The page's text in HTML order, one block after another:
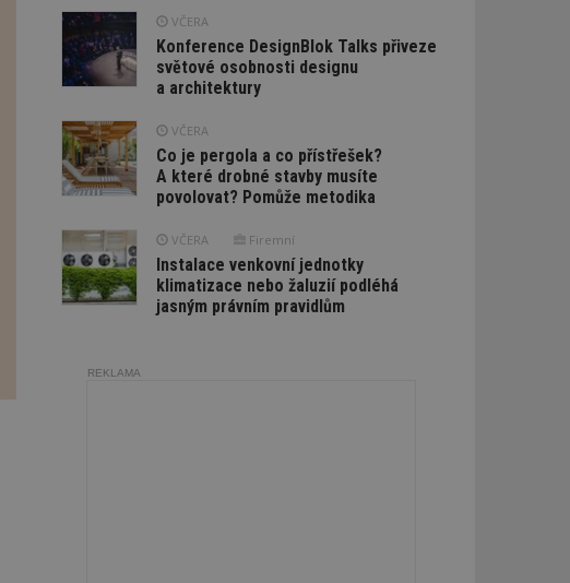
VČERA
Konference DesignBlok Talks přiveze
světové osobnosti designu
a architektury
VČERA
Co je pergola a co přístřešek?
A které drobné stavby musíte
povolovat? Pomůže metodika
VČERA Firemní
Instalace venkovní jednotky
klimatizace nebo žaluzií podléhá
jasným právním pravidlům
REKLAMA